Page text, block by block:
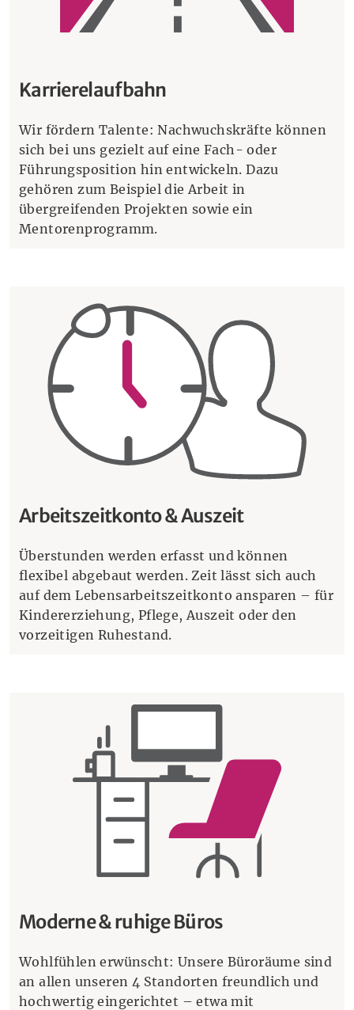
Karrierelaufbahn
Wir fördern Talente: Nachwuchskräfte können
sich bei uns gezielt auf eine Fach- oder
Führungsposition hin entwickeln. Dazu
gehören zum Beispiel die Arbeit in
übergreifenden Projekten sowie ein
Mentorenprogramm.
Arbeitszeitkonto & Auszeit
Überstunden werden erfasst und können
flexibel abgebaut werden. Zeit lässt sich auch
auf dem Lebensarbeitszeitkonto ansparen – für
Kindererziehung, Pflege, Auszeit oder den
vorzeitigen Ruhestand.
Moderne & ruhige Büros
Wohlfühlen erwünscht: Unsere Büroräume sind
an allen unseren 4 Standorten freundlich und
hochwertig eingerichtet – etwa mit